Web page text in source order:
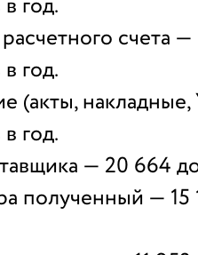
год.
счета
год.
(акты,
год.
— 20 664
полученный — 15